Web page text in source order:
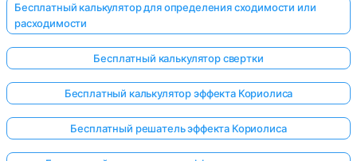
Войдите
Бесплатный калькулятор для определения сходимости или
расходимости
Бесплатный калькулятор свертки
Бесплатный калькулятор эффекта Кориолиса
Бесплатный решатель эффекта Кориолиса